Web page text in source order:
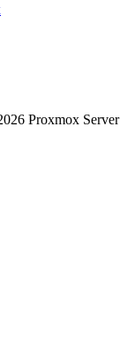
Proxmox